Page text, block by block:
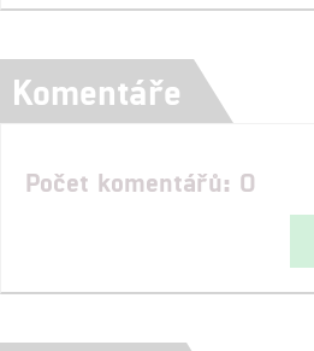
Komentáře
Počet komentářů: 0